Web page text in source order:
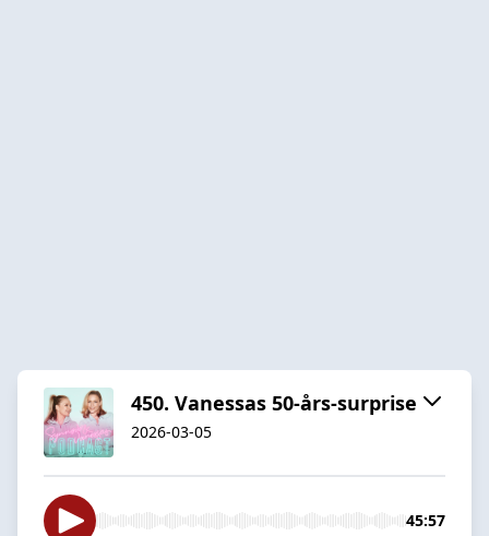
450. Vanessas 50-års-surprise
2026-03-05
45:57